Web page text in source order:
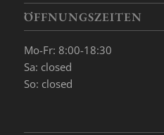
ÖFFNUNGSZEITEN
Mo-Fr: 8:00-18:30
Sa: closed
So: closed